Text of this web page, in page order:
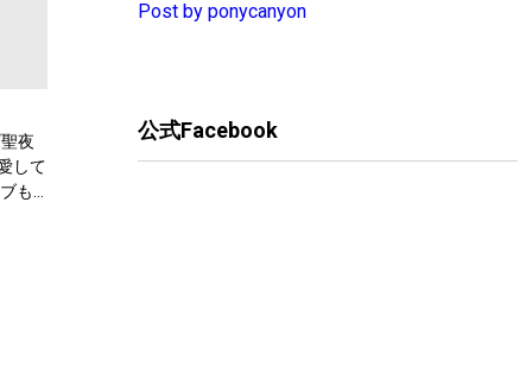
夜
して
も
Post by ponycanyon
公式Facebook